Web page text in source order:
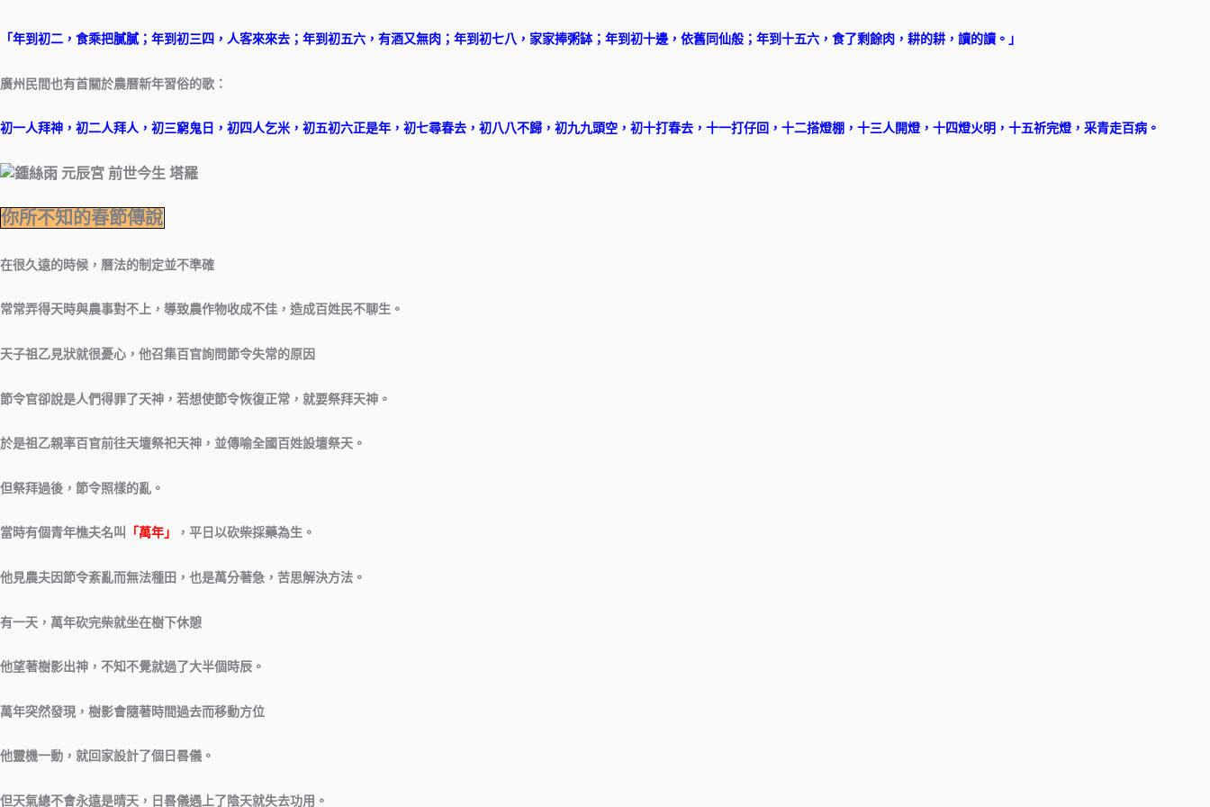
「年到初二，食乘把膩膩；年到初三四，人客來來去；年到初五六，有酒又無肉；年到初七八，家家捧粥缽；年到初十邊，依舊同仙般；年到十五六，食了剩餘肉，耕的耕，讀的讀。」
廣州民間也有首關於農曆新年習俗的歌：
初一人拜神，初二人拜人，初三窮鬼日，初四人乞米，初五初六正是年，初七尋春去，初八八不歸，初九九頭空，初十打春去，十一打仔回，十二搭燈棚，十三人開燈，十四燈火明，十五祈完燈，采青走百病。
你所不知的春節傳說
在很久遠的時候，曆法的制定並不準確
常常弄得天時與農事對不上，導致農作物收成不佳，造成百姓民不聊生。
天子祖乙見狀就很憂心，他召集百官詢問節令失常的原因
節令官卻說是人們得罪了天神，若想使節令恢復正常，就要祭拜天神。
於是祖乙親率百官前往天壇祭祀天神，並傳喻全國百姓設壇祭天。
但祭拜過後，節令照樣的亂。
當時有個青年樵夫名叫 「萬年」 ，平日以砍柴採藥為生。
他見農夫因節令紊亂而無法種田，也是萬分著急，苦思解決方法。
有一天，萬年砍完柴就坐在樹下休憩
他望著樹影出神，不知不覺就過了大半個時辰。
萬年突然發現，樹影會隨著時間過去而移動方位
他靈機一動，就回家設計了個日晷儀。
但天氣總不會永遠是晴天，日晷儀遇上了陰天就失去功用。